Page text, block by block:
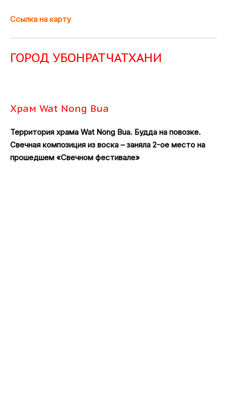
Ссылка на карту
ГОРОД УБОНРАТЧАТХАНИ
Храм Wat Nong Bua
Территория храма Wat Nong Bua. Будда на повозке.
Свечная композиция из воска – заняла 2-ое место на
прошедшем «Свечном фестивале»